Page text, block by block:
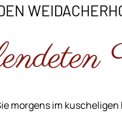
morgens im